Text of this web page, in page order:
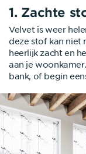
1. Zachte
Velvet is weer
deze stof kan niet
heerlijk zacht en
aan je
bank, of begin